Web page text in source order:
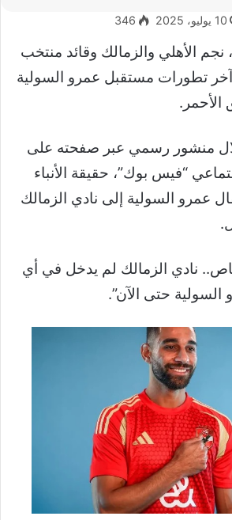
10 يوليو، 2025 346
الأهلي والزمالك وقائد منتخب
تطورات مستقبل عمرو السولية
منشور رسمي عبر صفحته على
“فيس بوك”، حقيقة الأنباء
عمرو السولية إلى نادي الزمالك
نادي الزمالك لم يدخل في أي
حتى الآن”.